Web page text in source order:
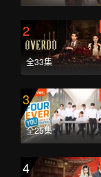
2
全33集
3
全25集
4